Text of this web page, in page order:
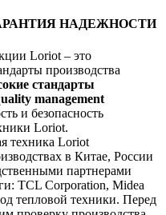
НАДЕЖНОСТИ
Loriot – это
производства
стандарты
management
и безопасность
Loriot.
техника Loriot
в Китае, России
партнерами
TCL Corporation, Midea
тепловой техники. Перед